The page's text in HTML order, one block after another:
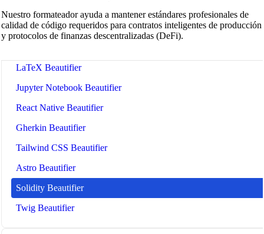
Ansible Playbook Beautifier
LaTeX Beautifier
Jupyter Notebook Beautifier
React Native Beautifier
Gherkin Beautifier
Tailwind CSS Beautifier
Astro Beautifier
Solidity Beautifier
Twig Beautifier
Nuestro formateador ayuda a mantener estándares profesionales de
calidad de código requeridos para contratos inteligentes de producción
y protocolos de finanzas descentralizadas (DeFi).